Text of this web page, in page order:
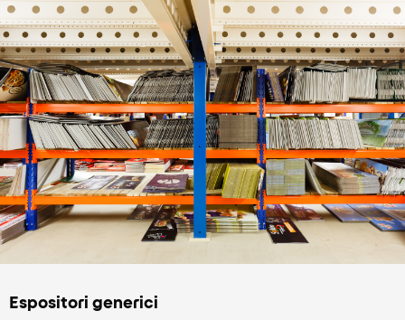
Espositori generici